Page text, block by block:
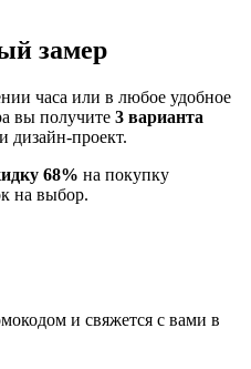
замер
часа или в любое удобное
вы получите 3 варианта
дизайн-проект.
68% на покупку
на выбор.
и свяжется с вами в